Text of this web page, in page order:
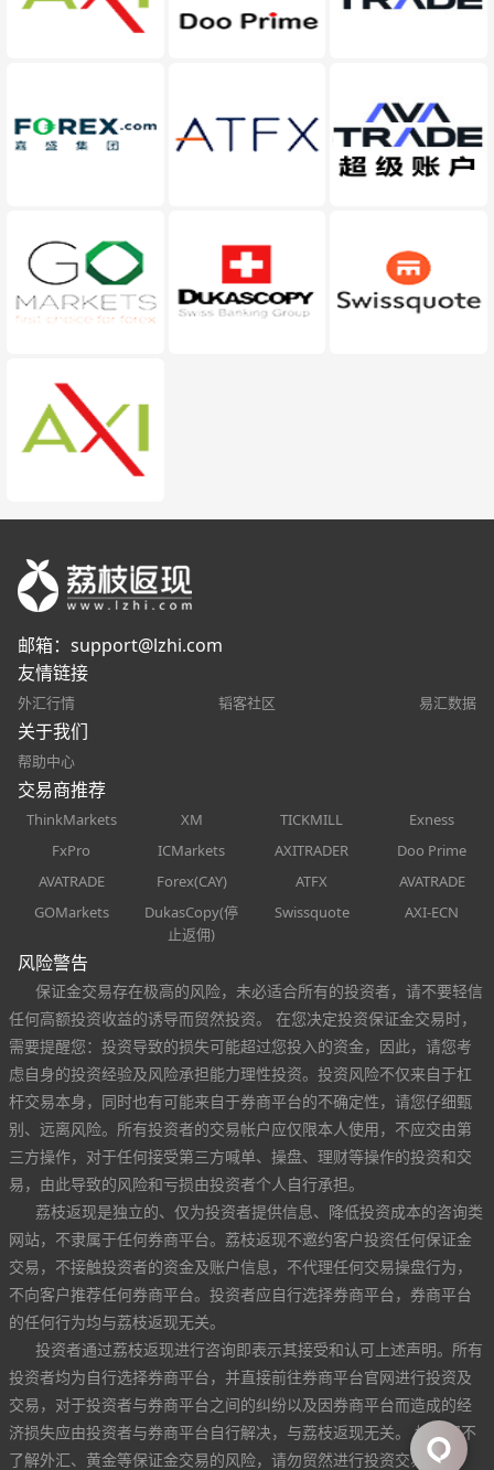
邮箱： support@lzhi.com
友情链接
外汇行情 韬客社区 易汇数据
关于我们
帮助中心
交易商推荐
ThinkMarkets XM TICKMILL
Exness
FxPro
ICMarkets AXITRADER
Doo Prime
AVATRADE
Forex(CAY) ATFX
AVATRADE
GOMarkets
DukasCopy(停
止返佣)
Swissquote AXI-ECN
风险警告
保证金交易存在极高的风险，未必适合所有的投资者，请不要轻信
任何高额投资收益的诱导而贸然投资。 在您决定投资保证金交易时，
需要提醒您：投资导致的损失可能超过您投入的资金，因此，请您考
虑自身的投资经验及风险承担能力理性投资。投资风险不仅来自于杠
杆交易本身，同时也有可能来自于券商平台的不确定性，请您仔细甄
别、远离风险。所有投资者的交易帐户应仅限本人使用，不应交由第
三方操作，对于任何接受第三方喊单、操盘、理财等操作的投资和交
易，由此导致的风险和亏损由投资者个人自行承担。
荔枝返现是独立的、仅为投资者提供信息、降低投资成本的咨询类
网站，不隶属于任何券商平台。荔枝返现不邀约客户投资任何保证金
交易，不接触投资者的资金及账户信息，不代理任何交易操盘行为，
不向客户推荐任何券商平台。投资者应自行选择券商平台，券商平台
的任何行为均与荔枝返现无关。
投资者通过荔枝返现进行咨询即表示其接受和认可上述声明。所有
投资者均为自行选择券商平台，并直接前往券商平台官网进行投资及
交易，对于投资者与券商平台之间的纠纷以及因券商平台而造成的经
济损失应由投资者与券商平台自行解决，与荔枝返现无关。 如果您不
了解外汇、黄金等保证金交易的风险，请勿贸然进行投资交易。